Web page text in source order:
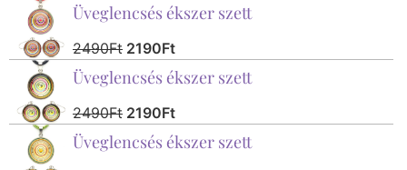
Üveglencsés ékszer szett
2490Ft 2190Ft
Üveglencsés ékszer szett
2490Ft 2190Ft
Üveglencsés ékszer szett